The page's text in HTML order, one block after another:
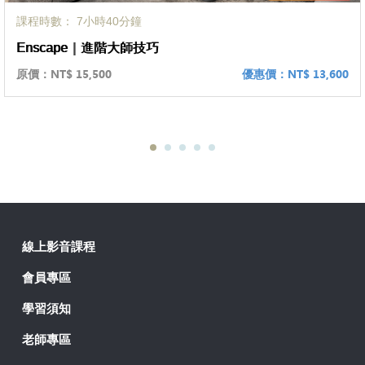
課程時數： 7小時40分鐘
Enscape｜進階大師技巧
原價： NT$ 15,500 優惠價： NT$ 13,600
線上影音課程
會員專區
學習須知
老師專區